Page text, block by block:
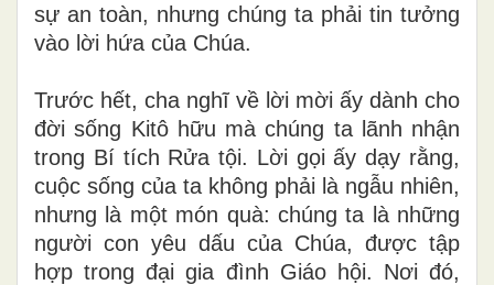
sự an toàn, nhưng chúng ta phải tin tưởng
vào lời hứa của Chúa.
Trước hết, cha nghĩ về lời mời ấy dành cho
đời sống Kitô hữu mà chúng ta lãnh nhận
trong Bí tích Rửa tội. Lời gọi ấy dạy rằng,
cuộc sống của ta không phải là ngẫu nhiên,
nhưng là một món quà: chúng ta là những
người con yêu dấu của Chúa, được tập
hợp trong đại gia đình Giáo hội. Nơi đó,